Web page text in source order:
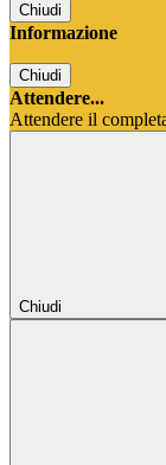
Chiudi
Informazione
Chiudi
Attendere...
Attendere il
Chiudi